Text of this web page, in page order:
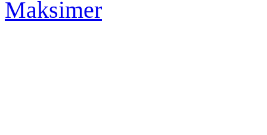
Maksimer